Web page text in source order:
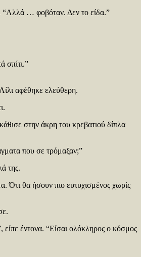
“Αλλά … φοβόταν. Δεν το είδα.”
σπίτι.”
αφέθηκε ελεύθερη.
στην άκρη του κρεβατιού δίπλα
που σε τρόμαξαν;”
της.
Ότι θα ήσουν πιο ευτυχισμένος χωρίς
είπε έντονα. “Είσαι ολόκληρος ο κόσμος